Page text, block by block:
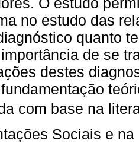
no estudo das
quanto
de se
destes
com base na
Sociais e na